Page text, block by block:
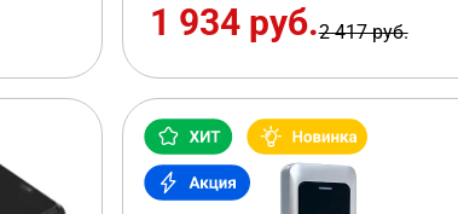
1 934 руб.2 417 руб.